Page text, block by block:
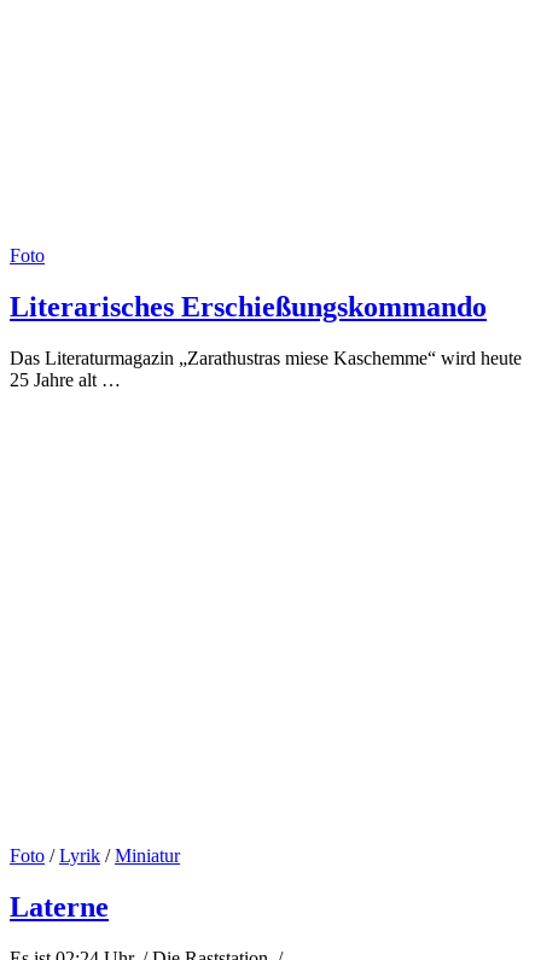
Foto
Literarisches Erschießungskommando
Das Literaturmagazin „Zarathustras miese Kaschemme“ wird heute
25 Jahre alt …
Foto /Lyrik /Miniatur
Laterne